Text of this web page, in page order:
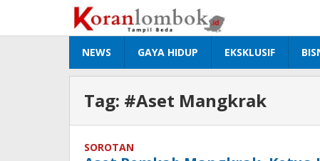
konten
NEWS GAYA HIDUP EKSKLUSIF
Tag: #Aset Mangkrak
SOROTAN